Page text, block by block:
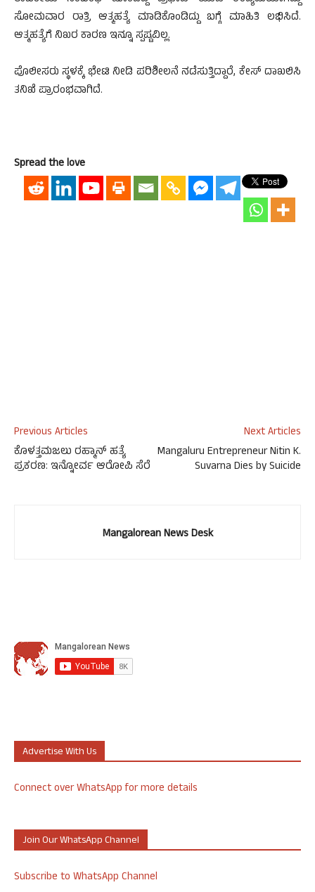
ಸೋಮವಾರ ರಾತ್ರಿ ಆತ್ಮಹತ್ಯೆ ಮಾಡಿಕೊಂಡಿದ್ದು ಬಗ್ಗೆ ಮಾಹಿತಿ ಲಭಿಸಿದೆ.
ಆತ್ಮಹತ್ಯೆಗೆ ನಿಖರ ಕಾರಣ ಇನ್ನೂ ಸ್ಪಷ್ಟವಿಲ್ಲ.
ಪೊಲೀಸರು ಸ್ಥಳಕ್ಕೆ ಭೇಟಿ ನೀಡಿ ಪರಿಶೀಲನೆ ನಡೆಸುತ್ತಿದ್ದಾರೆ, ಕೇಸ್ ದಾಖಲಿಸಿ
ತನಿಖೆ ಪ್ರಾರಂಭವಾಗಿದೆ.
Spread the love
Previous Articles
ಕೊಳತ್ತಮಜಲು ರಹ್ಮಾನ್ ಹತ್ಯೆ
ಪ್ರಕರಣ: ಇನ್ನೋರ್ವ ಆರೋಪಿ ಸೆರೆ
Next Articles
Mangaluru Entrepreneur Nitin K.
Suvarna Dies by Suicide
Mangalorean News Desk
Advertise With Us
Connect over WhatsApp for more details
Join Our WhatsApp Channel
Subscribe to WhatsApp Channel